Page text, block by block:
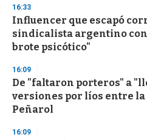
s
e
c
o
n
16:33
Influencer que escapó
sindicalista argentino
brote psicótico"
16:09
De "faltaron porteros" a
versiones por líos entre
Peñarol
16:09